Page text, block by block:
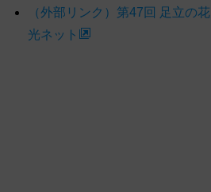
（外部リンク）第47回 足立
光ネット